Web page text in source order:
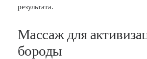
результата.
Массаж для
бороды